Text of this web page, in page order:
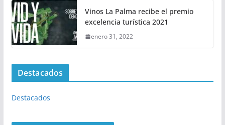
Vinos La Palma recibe el premio
excelencia turística 2021
enero 31, 2022
Destacados
Destacados